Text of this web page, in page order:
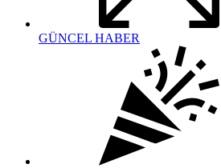
GÜNCEL HABER